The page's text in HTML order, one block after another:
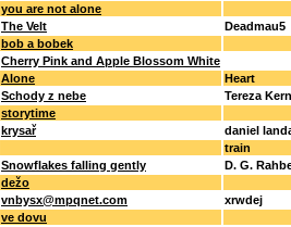
you are not alone
The Velt
Deadmau5
bob a bobek
Cherry Pink and Apple Blossom White
Alone
Heart
Schody z nebe
Tereza
storytime
krysař
daniel
train
Snowflakes falling gently
D. G.
dežo
vnbysx@mpqnet.com
xrwdej
ve dovu